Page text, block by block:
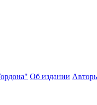
Об издании